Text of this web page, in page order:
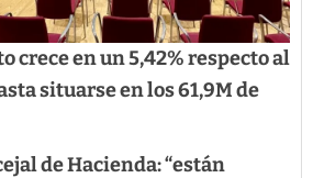
herramientas
crece en un 5,42% respecto al
situarse en los 61,9M de
de Hacienda: “están